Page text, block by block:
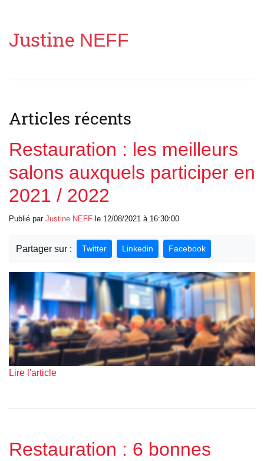
Justine NEFF
Articles récents
Restauration : les meilleurs
salons auxquels participer en
2021 / 2022
Publié par Justine NEFF le 12/08/2021 à 16:30:00
Partager sur : Twitter Linkedin Facebook
Lire l'article
Restauration : 6 bonnes